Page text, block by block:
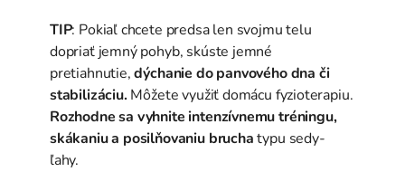
TIP: Pokiaľ chcete predsa len svojmu telu
dopriať jemný pohyb, skúste jemné
pretiahnutie,dýchanie do panvového dna či
stabilizáciu. Môžete využiť domácu fyzioterapiu.
Rozhodne sa vyhnite intenzívnemu tréningu,
skákaniu a posilňovaniu bruchatypu sedy-
ľahy.